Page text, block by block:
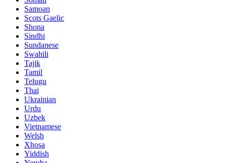
Samoan
Scots Gaelic
Shona
Sindhi
Sundanese
Swahili
Tajik
Tamil
Telugu
Thai
Ukrainian
Urdu
Uzbek
Vietnamese
Welsh
Xhosa
Yiddish